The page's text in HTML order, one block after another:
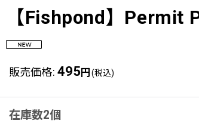
【Fishpond】Permit
販売価格: 495 円 (税込)
在庫数2個